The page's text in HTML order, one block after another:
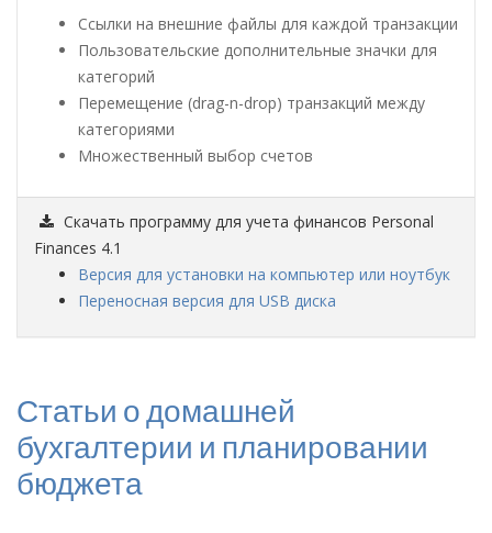
Ссылки на внешние файлы для каждой транзакции
Пользовательские дополнительные значки для
категорий
Перемещение (drag-n-drop) транзакций между
категориями
Множественный выбор счетов
Скачать программу для учета финансов Personal
Finances 4.1
Версия для установки на компьютер или ноутбук
Переносная версия для USB диска
Статьи о домашней
бухгалтерии и планировании
бюджета